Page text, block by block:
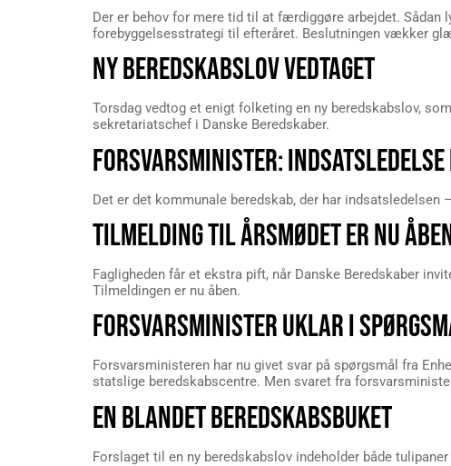
Der er behov for mere tid til at færdiggøre arbejdet. Sådan
forebyggelsesstrategi til efteråret. Beslutningen vækker
NY BEREDSKABSLOV VEDTAGET
Torsdag vedtog et enigt folketing en ny beredskabslov,
sekretariatschef i Danske Beredskaber.
FORSVARSMINISTER:
Det er det kommunale beredskab, der har
TILMELDING TIL ÅRSMØDET ER NU
Fagligheden får et ekstra pift, når Danske Beredskaber
Tilmeldingen er nu åben.
FORSVARSMINISTER UKLAR I
Forsvarsministeren har nu givet svar på spørgsmål fra
statslige beredskabscentre. Men svaret fra
EN BLANDET BEREDSKABSBUKET
Forslaget til en ny beredskabslov indeholder både